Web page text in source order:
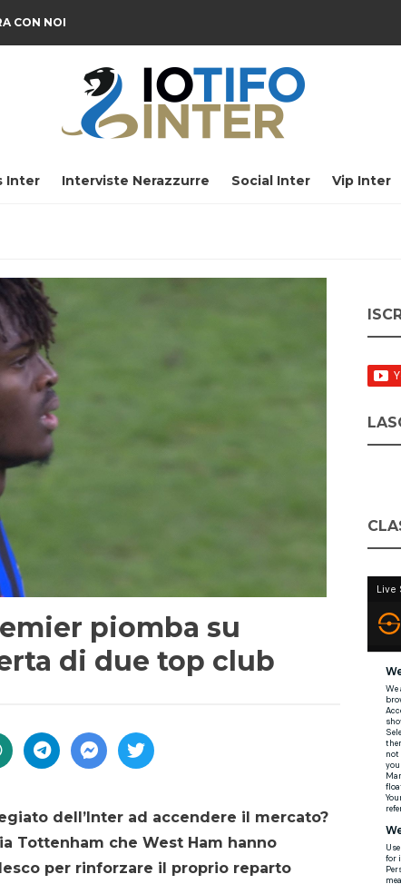
CON NOI
Inter Interviste Nerazzurre Social Inter Vip Inter
piomba su
di due top club
dell’Inter ad accendere il mercato?
Tottenham che West Ham hanno
per rinforzare il proprio reparto